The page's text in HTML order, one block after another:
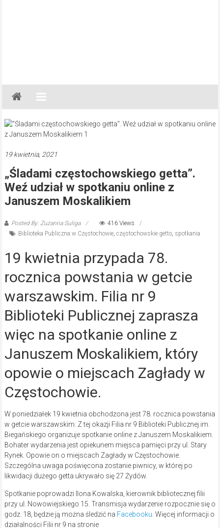
Gazeta
Regionalna
Częstochowa,
Kłobuck,
Myszków
19 kwietnia, 2021
„Śladami częstochowskiego getta”.
Weź udział w spotkaniu online z
Januszem Moskalikiem
Posted By: Zuzanna Suliga
416 Views
Biblioteka Publiczna w Częstochowie, częstochowskie getto, spotkania
19 kwietnia przypada 78.
rocznica powstania w getcie
warszawskim. Filia nr 9
Biblioteki Publicznej zaprasza
więc na spotkanie online z
Januszem Moskalikiem, który
opowie o miejscach Zagłady w
Częstochowie.
W poniedziałek 19 kwietnia obchodzona jest 78. rocznica powstania
w getcie warszawskim. Z tej okazji Filia nr 9 Biblioteki Publicznej im.
Biegańskiego organizuje spotkanie online z Januszem Moskalikiem.
Bohater wydarzenia jest opiekunem miejsca pamięci przy ul. Stary
Rynek. Opowie on o miejscach Zagłady w Częstochowie.
Szczególna uwaga poświęcona zostanie piwnicy, w której po
likwidacji dużego getta ukrywało się 27 Żydów.
Spotkanie poprowadzi Ilona Kowalska, kierownik bibliotecznej filii
przy ul. Nowowiejskiego 15. Transmisja wydarzenie rozpocznie się o
godz. 18, będzie ją można śledzić na Facebooku . Więcej informacji o
działalności Filii nr 9 na stronie